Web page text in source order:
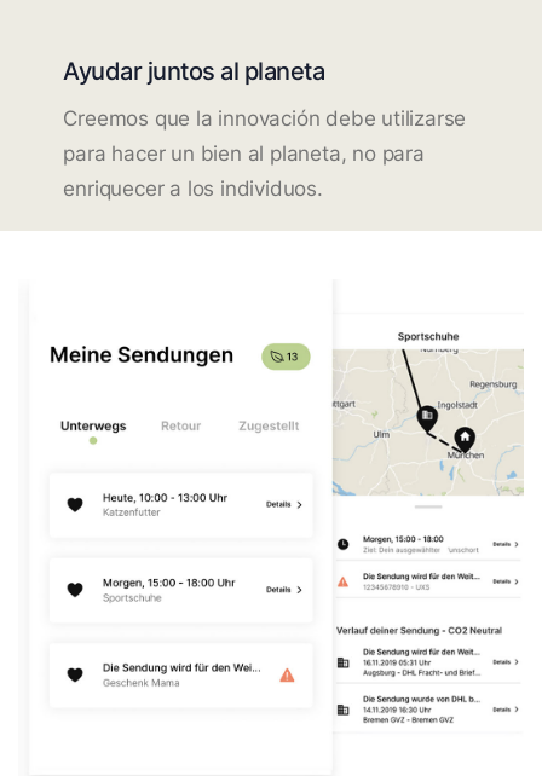
Ayudar juntos al planeta
Creemos que la innovación debe utilizarse
para hacer un bien al planeta, no para
enriquecer a los individuos.